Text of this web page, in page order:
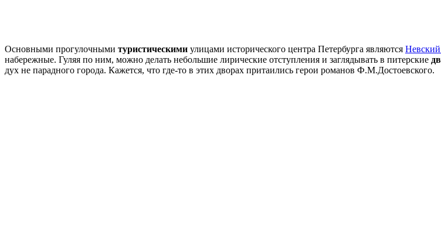
Основными прогулочными туристическими улицами исторического центра Петербурга являются Невский
набережные. Гуляя по ним, можно делать небольшие лирические отступления и заглядывать в питерские
дух не парадного города. Кажется, что где-то в этих дворах притаились герои романов Ф.М.Достоевского.